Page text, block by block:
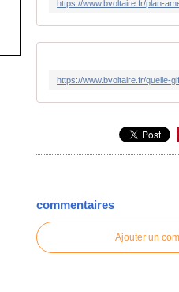
commentaires
Ajouter un